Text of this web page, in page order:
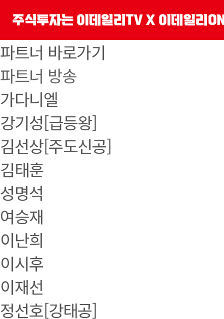
파트너 바로가기
파트너 방송
가다니엘
강기성[급등왕]
김선상[주도신공]
김태훈
성명석
여승재
이난희
이시후
이재선
정선호[강태공]